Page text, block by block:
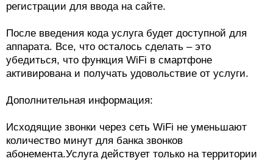
регистрации для ввода на сайте.
После введения кода услуга будет доступной для
аппарата. Все, что осталось сделать – это
убедиться, что функция WiFi в смартфоне
активирована и получать удовольствие от услуги.
Дополнительная информация:
Исходящие звонки через сеть WiFi не уменьшают
количество минут для банка звонков
абонемента.Услуга действует только на территории